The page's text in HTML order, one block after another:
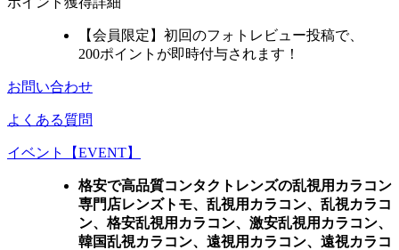
【会員限定】初回のフォトレビュー投稿で、
200ポイント が即時付与されます！
お問い合わせ
よくある質問
イベント【EVENT】
格安で高品質コンタクトレンズの乱視用カラコン
専門店レンズトモ、乱視用カラコン、乱視カラコ
ン、格安乱視用カラコン、激安乱視用カラコン、
韓国乱視カラコン、遠視用カラコン、遠視カラコ